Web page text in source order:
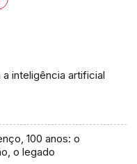
inteligência artificial
100 anos: o
o legado